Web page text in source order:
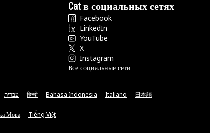
Cat в социальных сетях
Facebook
LinkedIn
YouTube
X
Instagram
Все социальные сети
עברית हिन्दी Bahasa Indonesia Italiano 日本語
Мова Tiếng Việt